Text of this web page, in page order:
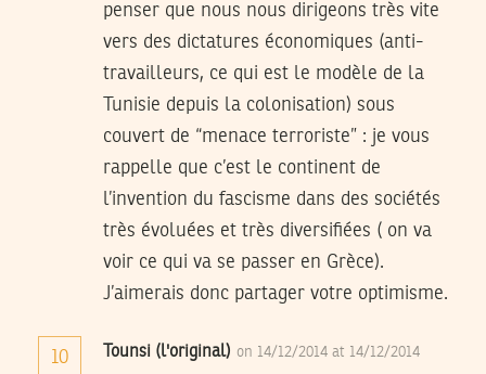
penser que nous nous dirigeons très vite
vers des dictatures économiques (anti-
travailleurs, ce qui est le modèle de la
Tunisie depuis la colonisation) sous
couvert de “menace terroriste” : je vous
rappelle que c’est le continent de
l’invention du fascisme dans des sociétés
très évoluées et très diversifiées ( on va
voir ce qui va se passer en Grèce).
J’aimerais donc partager votre optimisme.
10 Tounsi (l'original) on 14/12/2014 at 14/12/2014